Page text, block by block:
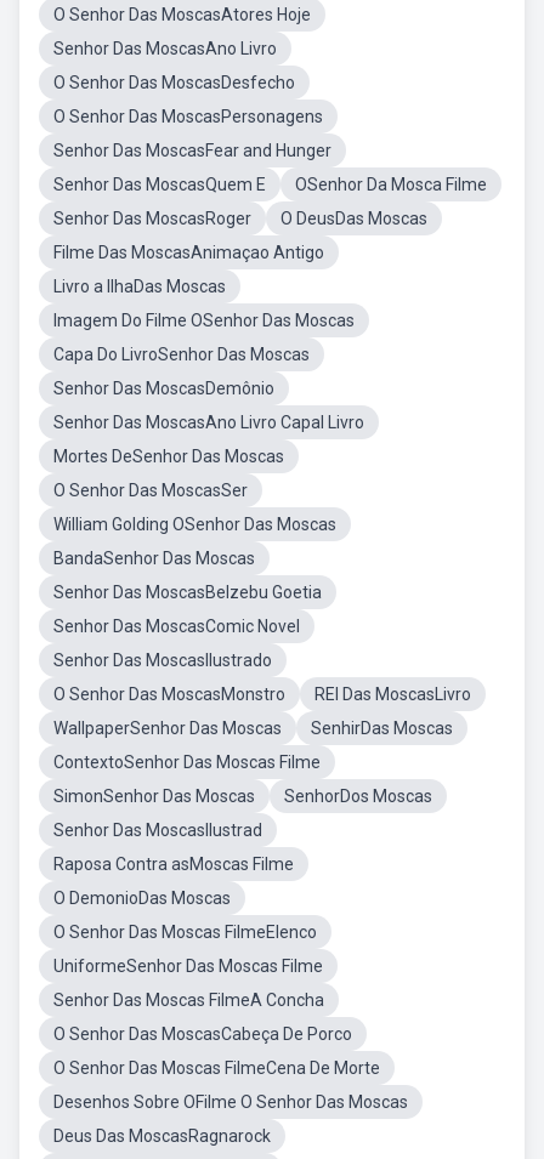
O Senhor Das MoscasAtores Hoje
Senhor Das MoscasAno Livro
O Senhor Das MoscasDesfecho
O Senhor Das MoscasPersonagens
Senhor Das MoscasFear and Hunger
Senhor Das MoscasQuem E
OSenhor Da Mosca Filme
Senhor Das MoscasRoger
O DeusDas Moscas
Filme Das MoscasAnimaçao Antigo
Livro a IlhaDas Moscas
Imagem Do Filme OSenhor Das Moscas
Capa Do LivroSenhor Das Moscas
Senhor Das MoscasDemônio
Senhor Das MoscasAno Livro Capal Livro
Mortes DeSenhor Das Moscas
O Senhor Das MoscasSer
William Golding OSenhor Das Moscas
BandaSenhor Das Moscas
Senhor Das MoscasBelzebu Goetia
Senhor Das MoscasComic Novel
Senhor Das MoscasIlustrado
O Senhor Das MoscasMonstro
REI Das MoscasLivro
WallpaperSenhor Das Moscas
SenhirDas Moscas
ContextoSenhor Das Moscas Filme
SimonSenhor Das Moscas
SenhorDos Moscas
Senhor Das MoscasIlustrad
Raposa Contra asMoscas Filme
O DemonioDas Moscas
O Senhor Das Moscas FilmeElenco
UniformeSenhor Das Moscas Filme
Senhor Das Moscas FilmeA Concha
O Senhor Das MoscasCabeça De Porco
O Senhor Das Moscas FilmeCena De Morte
Desenhos Sobre OFilme O Senhor Das Moscas
Deus Das MoscasRagnarock